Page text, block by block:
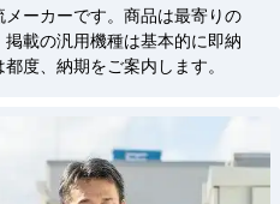
ーカーです。商品は最寄りの
載の汎用機種は基本的に即納
度、納期をご案内します。